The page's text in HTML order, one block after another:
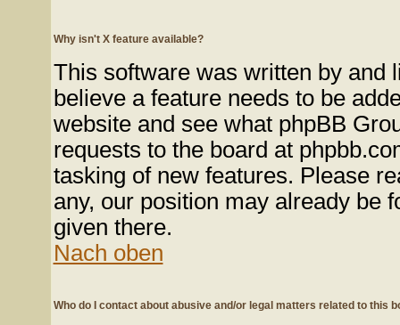
Why isn't X feature available?
This software was written by and
believe a feature needs to be
website and see what phpBB
requests to the board at
tasking of new features. Please
any, our position may already be
given there.
Nach oben
Who do I contact about abusive and/or legal matters related to this